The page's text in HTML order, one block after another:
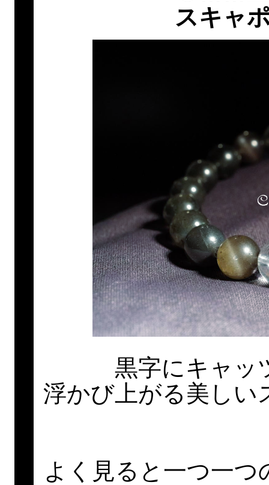
スキャ
黒字にキャッ
浮かび上がる美しい
よく見ると一つ一